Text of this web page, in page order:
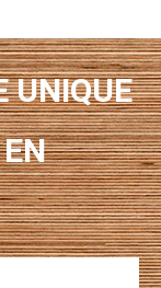
UNIQUE